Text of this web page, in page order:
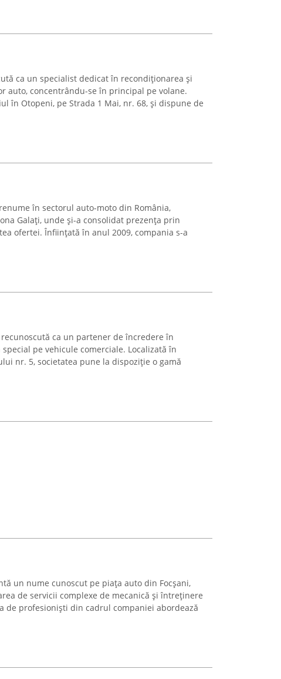
ca un specialist dedicat în recondiționarea și
auto, concentrându-se în principal pe volane.
în Otopeni, pe Strada 1 Mai, nr. 68, și dispune de
în sectorul auto-moto din România,
Galați, unde și-a consolidat prezența prin
ofertei. Înființată în anul 2009, compania s-a
ca un partener de încredere în
pe vehicule comerciale. Localizată în
nr. 5, societatea pune la dispoziție o gamă
un nume cunoscut pe piața auto din Focșani,
de servicii complexe de mecanică și întreținere
de profesioniști din cadrul companiei abordează